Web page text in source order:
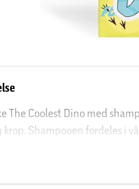
The Coolest Dino med
krop. Shampooen fordeles i